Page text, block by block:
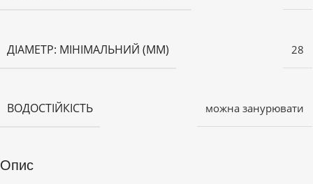
ДІАМЕТР: МІНІМАЛЬНИЙ (ММ) 28
ВОДОСТІЙКІСТЬ можна занурювати
Опис